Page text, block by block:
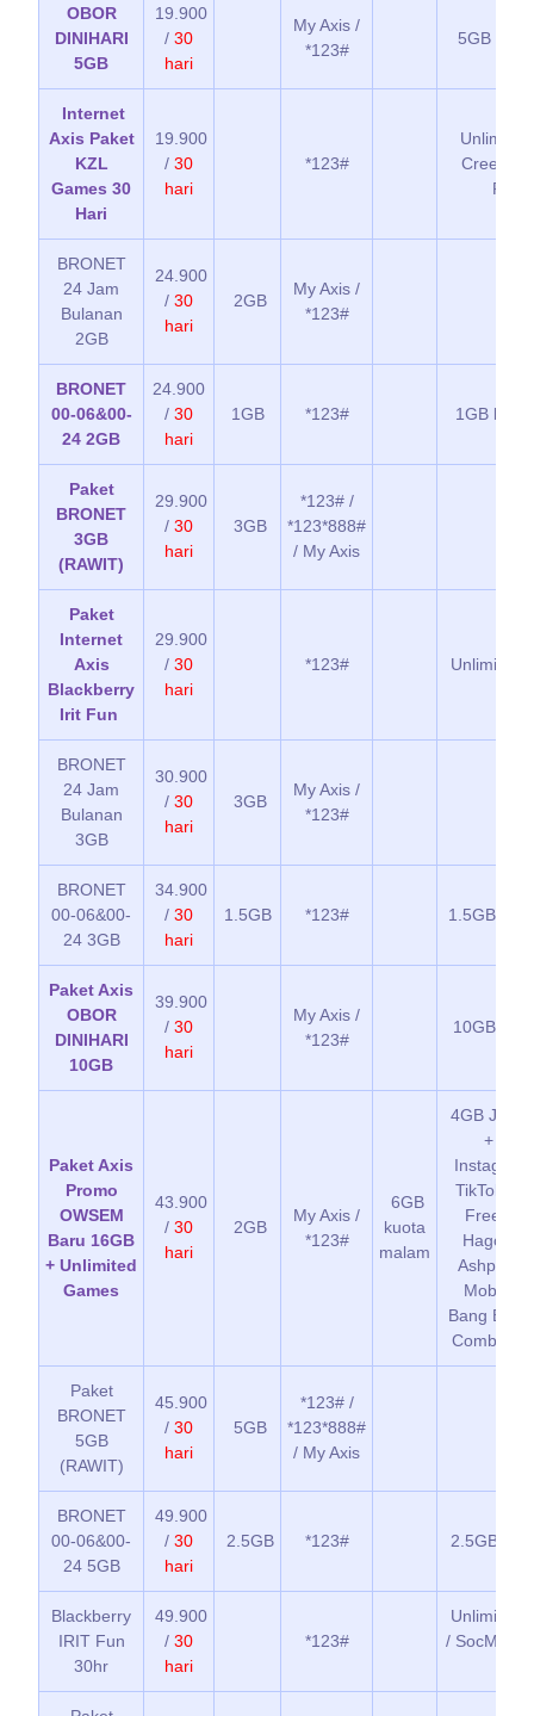
OBOR
DINIHARI
5GB
19.900
/ 30
hari
My Axis /
*123#
5GB
Internet
Axis Paket
KZL
Games 30
Hari
19.900
/ 30
hari
*123#
Unlimited
Creed,
BRONET
24 Jam
Bulanan
2GB
24.900
/ 30
hari
2GB
My Axis /
*123#
BRONET
00-06&00-
24 2GB
24.900
/ 30
hari
1GB *123# 1GB
Paket
BRONET
3GB
(RAWIT)
29.900
/ 30
hari
3GB
*123# /
*123*888#
/ My Axis
Paket
Internet
Axis
Blackberry
Irit Fun
29.900
/ 30
hari
*123# Unlimited
BRONET
24 Jam
Bulanan
3GB
30.900
/ 30
hari
3GB
My Axis /
*123#
BRONET
00-06&00-
24 3GB
34.900
/ 30
hari
1.5GB *123# 1.5GB
Paket Axis
OBOR
DINIHARI
10GB
39.900
/ 30
hari
My Axis /
*123#
10GB
Paket Axis
Promo
OWSEM
Baru 16GB
+ Unlimited
Games
43.900
/ 30
hari
2GB
My Axis /
*123#
6GB
kuota
malam
4GB
+
TikTok +
Free
Hago,
Ashpalt
Mobile
Bang
Combat 5
Paket
BRONET
5GB
(RAWIT)
45.900
/ 30
hari
5GB
*123# /
*123*888#
/ My Axis
BRONET
00-06&00-
24 5GB
49.900
/ 30
hari
2.5GB *123# 2.5GB
Blackberry
IRIT Fun
30hr
49.900
/ 30
hari
*123#
Unlimited
/ SocMed,